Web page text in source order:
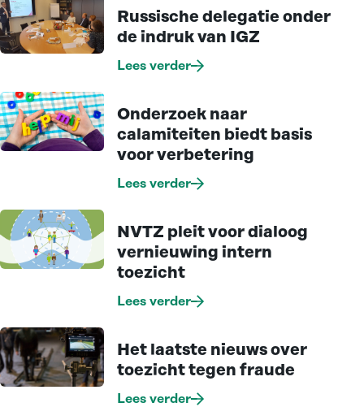
Russische delegatie onder
de indruk van IGZ
Lees verder
Onderzoek naar
calamiteiten biedt basis
voor verbetering
Lees verder
NVTZ pleit voor dialoog
vernieuwing intern
toezicht
Lees verder
Het laatste nieuws over
toezicht tegen fraude
Lees verder